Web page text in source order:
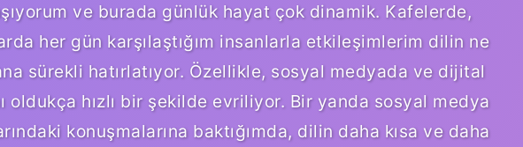
ve burada günlük hayat çok dinamik. Kafelerde,
her gün karşılaştığım insanlarla etkileşimlerim dilin ne
sürekli hatırlatıyor. Özellikle, sosyal medyada ve dijital
oldukça hızlı bir şekilde evriliyor. Bir yanda sosyal medya
konuşmalarına baktığımda, dilin daha kısa ve daha